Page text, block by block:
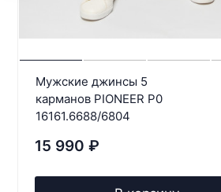
Мужские джинсы 5
карманов PIONEER P0
16161.6688/6804
15 990 ₽